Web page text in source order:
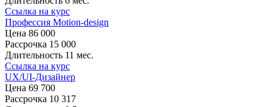
Ссылка на курс
Профессия Motion-design
Цена 86 000
Рассрочка 15 000
Длительность 11 мес.
Ссылка на курс
UX/UI-Дизайнер
Цена 69 700
Рассрочка 10 317